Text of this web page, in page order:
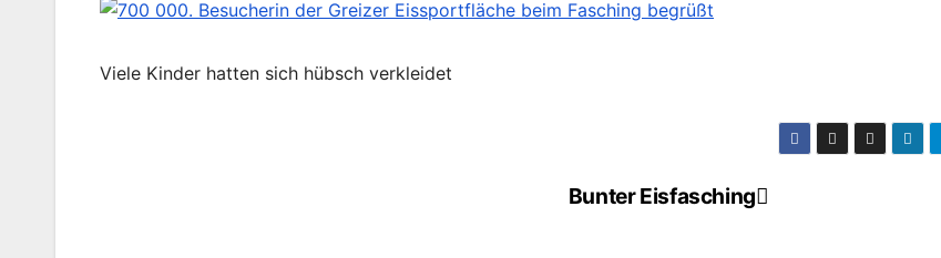
Viele Kinder hatten sich hübsch verkleidet
Bunter Eisfasching